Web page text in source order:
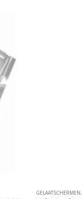
GELAATSCHERMEN,